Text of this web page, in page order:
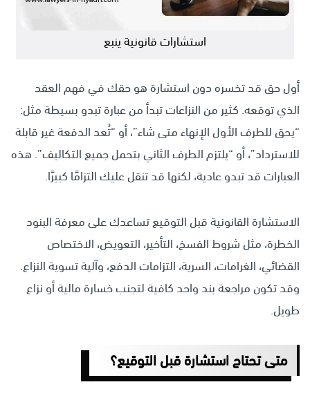
استشارات قانونية ينبع
أول حق قد تخسره دون استشارة هو حقك في فهم العقد
الذي توقعه. كثير من النزاعات تبدأ من عبارة تبدو بسيطة مثل:
“يحق للطرف الأول الإنهاء متى شاء”، أو “تُعد الدفعة غير قابلة
للاسترداد”، أو “يلتزم الطرف الثاني بتحمل جميع التكاليف”. هذه
العبارات قد تبدو عادية، لكنها قد تنقل عليك التزامًا كبيرًا.
الاستشارة القانونية قبل التوقيع تساعدك على معرفة البنود
الخطرة، مثل شروط الفسخ، التأخير، التعويض، الاختصاص
القضائي، الغرامات، السرية، التزامات الدفع، وآلية تسوية النزاع.
وقد تكون مراجعة بند واحد كافية لتجنب خسارة مالية أو نزاع
طويل.
متى تحتاج استشارة قبل التوقيع؟